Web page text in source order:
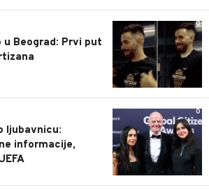
0
u Beograd: Prvi put
0
ljubavnicu:
informacije,